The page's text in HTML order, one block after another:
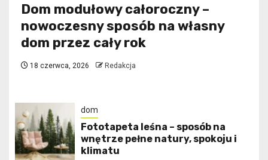
Dom modułowy całoroczny –
nowoczesny sposób na własny
dom przez cały rok
18 czerwca, 2026 Redakcja
dom
​Fototapeta leśna – sposób na
wnętrze pełne natury, spokoju i
klimatu